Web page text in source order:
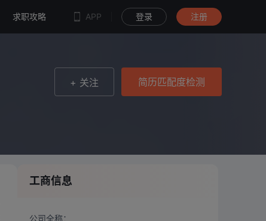
求职攻略 APP 登录 注册
+ 关注 简历匹配度检测
工商信息
公司全称：